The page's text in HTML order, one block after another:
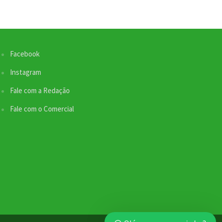
Facebook
Instagram
Fale com a Redação
Fale com o Comercial